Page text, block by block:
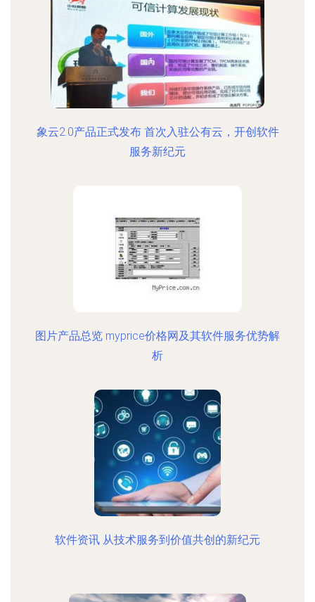
象云2.0产品正式发布 首次入驻公有云，开创软件
服务新纪元
图片产品总览 myprice价格网及其软件服务优势解
析
软件资讯 从技术服务到价值共创的新纪元